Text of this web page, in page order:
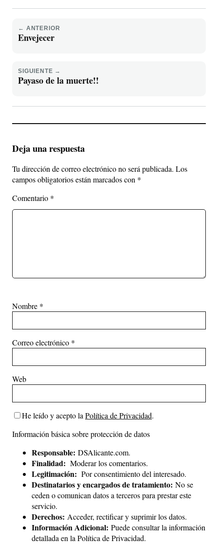
← ANTERIOR
Envejecer
SIGUIENTE →
Payaso de la muerte!!
Deja una respuesta
Tu dirección de correo electrónico no será publicada. Los
campos obligatorios están marcados con *
Comentario *
Nombre *
Correo electrónico *
Web
He leído y acepto laPolítica de Privacidad.
Información básica sobre protección de datos
Responsable: DSAlicante.com.
Finalidad: Moderar los comentarios.
Legitimación: Por consentimiento del interesado.
Destinatarios y encargados de tratamiento: No se
ceden o comunican datos a terceros para prestar este
servicio.
Derechos: Acceder, rectificar y suprimir los datos.
Información Adicional: Puede consultar la información
detallada en laPolítica de Privacidad.